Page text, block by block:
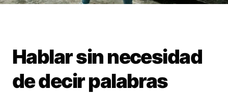
Hablar sin necesidad
de decir palabras